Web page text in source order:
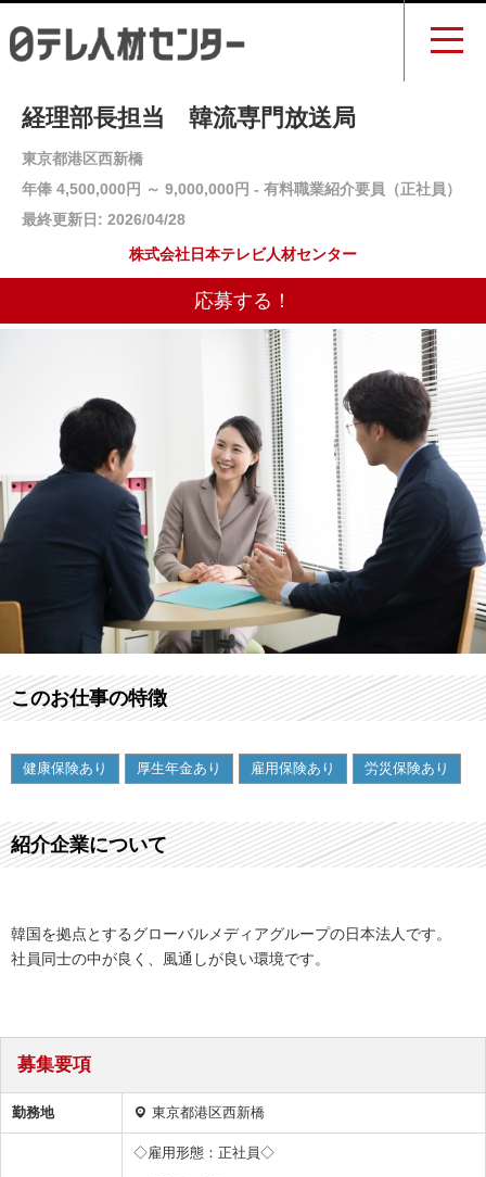
経理部長担当 韓流専門放送局
東京都港区西新橋
年俸 4,500,000円 ～ 9,000,000円 - 有料職業紹介要員（正社員）
最終更新日: 2026/04/28
株式会社日本テレビ人材センター
応募する！
このお仕事の特徴
健康保険あり 厚生年金あり 雇用保険あり 労災保険あり
紹介企業について
韓国を拠点とするグローバルメディアグループの日本法人です。
社員同士の中が良く、風通しが良い環境です。
募集要項
勤務地 東京都港区西新橋
◇雇用形態：正社員◇